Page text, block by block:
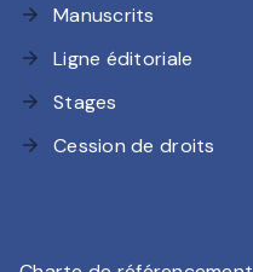
arrow_forward Manuscrits
arrow_forward Ligne éditoriale
arrow_forward Stages
arrow_forward Cession de droits